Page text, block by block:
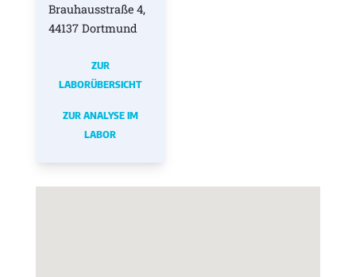
Brauhausstraße 4,
44137 Dortmund
ZUR
LABORÜBERSICHT
ZUR ANALYSE IM
LABOR